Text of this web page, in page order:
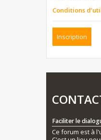
Conditions
Inscription
Faciliter le
Ce forum est à